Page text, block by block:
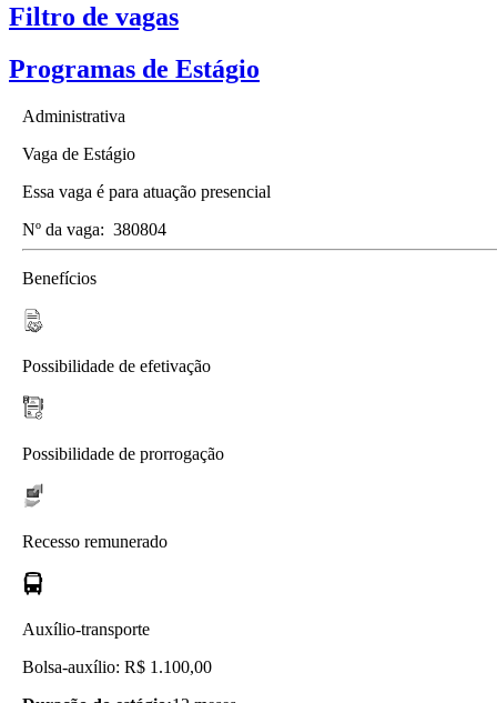
Filtro de vagas
Programas de Estágio
Administrativa
Vaga de Estágio
Essa vaga é para atuação presencial
Nº da vaga: 380804
Benefícios
Possibilidade de efetivação
Possibilidade de prorrogação
Recesso remunerado
Auxílio-transporte
Bolsa-auxílio: R$ 1.100,00